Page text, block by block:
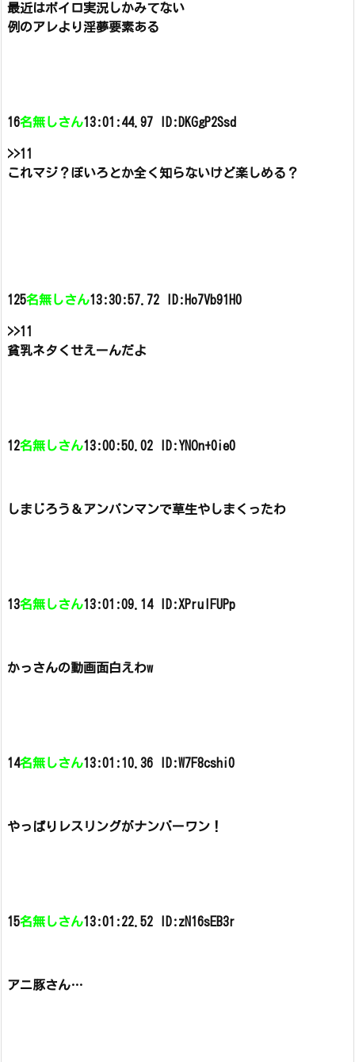
最近はボイロ実況しかみてない
例のアレより淫夢要素ある
16名無しさん13:01:44.97 ID:DKGgP2Ssd
>>11
これマジ？ぼいろとか全く知らないけど楽しめる？
125名無しさん13:30:57.72 ID:Ho7Vb91H0
>>11
貧乳ネタくせえーんだよ
12名無しさん13:00:50.02 ID:YNOn+0ie0
しまじろう＆アンパンマンで草生やしまくったわ
13名無しさん13:01:09.14 ID:XPrulFUPp
かっさんの動画面白えわw
14名無しさん13:01:10.36 ID:W7F8cshi0
やっぱりレスリングがナンバーワン！
15名無しさん13:01:22.52 ID:zN16sEB3r
アニ豚さん…